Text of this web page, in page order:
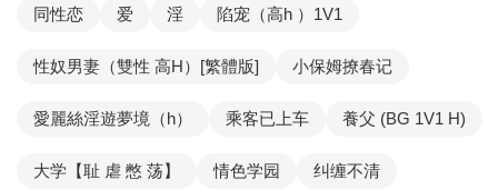
同性恋 爱 淫 陷宠（高h ）1V1
性奴男妻（雙性 高H）[繁體版] 小保姆撩春记
愛麗絲淫遊夢境（h） 乘客已上车 養父 (BG 1V1 H)
大学【耻 虐 憋 荡】 情色学园 纠缠不清